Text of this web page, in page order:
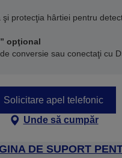
şi protecţia hârtiei pentru
opţional
conversie sau conectaţi cu
Solicitare apel telefonic
Unde să cumpăr
DE SUPORT